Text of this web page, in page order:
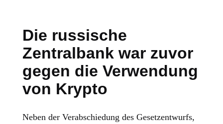
Die russische
Zentralbank war zuvor
gegen die Verwendung
von Krypto
Neben der Verabschiedung des Gesetzentwurfs,